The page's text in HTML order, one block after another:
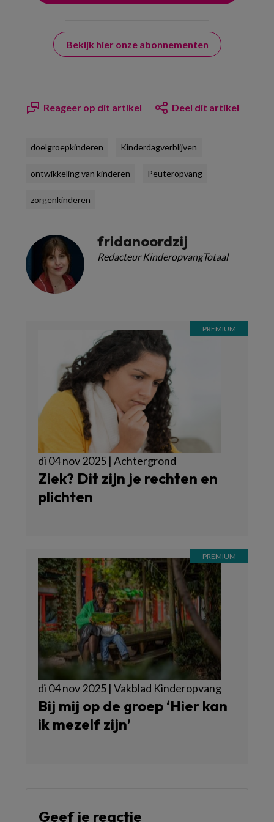
Bekijk hier onze abonnementen
Reageer op dit artikel Deel dit artikel
doelgroepkinderen Kinderdagverblijven
ontwikkeling van kinderen Peuteropvang
zorgenkinderen
fridanoordzij
Redacteur KinderopvangTotaal
di 04 nov 2025 | Achtergrond
Ziek? Dit zijn je rechten en
plichten
di 04 nov 2025 | Vakblad Kinderopvang
Bij mij op de groep ‘Hier kan
ik mezelf zijn’
Geef je reactie